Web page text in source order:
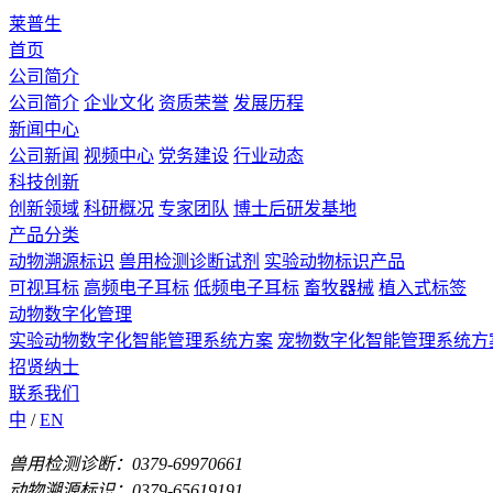
莱普生
首页
公司简介
公司简介 企业文化 资质荣誉 发展历程
新闻中心
公司新闻 视频中心 党务建设 行业动态
科技创新
创新领域 科研概况 专家团队 博士后研发基地
产品分类
动物溯源标识 兽用检测诊断试剂 实验动物标识产品
可视耳标 高频电子耳标 低频电子耳标 畜牧器械 植入式标签
动物数字化管理
实验动物数字化智能管理系统方案 宠物数字化智能管理系统方
招贤纳士
联系我们
中 /EN
兽用检测诊断：0379-69970661